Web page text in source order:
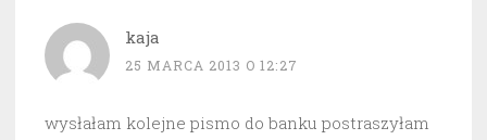
kaja
25 MARCA 2013 O 12:27
wysłałam kolejne pismo do banku postraszyłam